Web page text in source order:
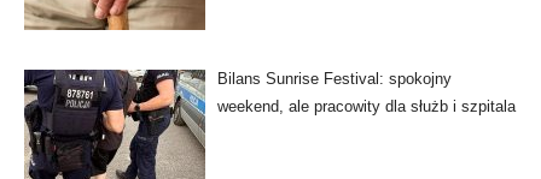
Bilans Sunrise Festival: spokojny
weekend, ale pracowity dla służb i szpitala